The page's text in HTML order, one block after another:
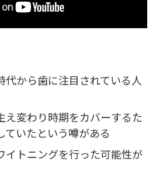
代から歯に注目されている人
え変わり時期をカバーするた
ていたという噂がある
イトニングを行った可能性が